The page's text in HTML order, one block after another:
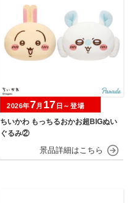
ちいかわ もっちるおかお超BIGぬい
ぐるみ②
2026年7月 17 日～登場